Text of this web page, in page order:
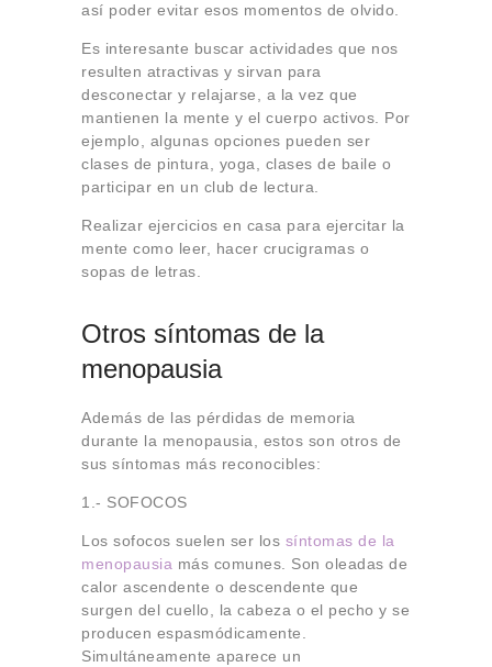
así poder evitar esos momentos de olvido.
Es interesante buscar actividades que nos
resulten atractivas y sirvan para
desconectar y relajarse, a la vez que
mantienen la mente y el cuerpo activos. Por
ejemplo, algunas opciones pueden ser
clases de pintura, yoga, clases de baile o
participar en un club de lectura.
Realizar ejercicios en casa para ejercitar la
mente como leer, hacer crucigramas o
sopas de letras.
Otros síntomas de la
menopausia
Además de las pérdidas de memoria
durante la menopausia, estos son otros de
sus síntomas más reconocibles:
1.- SOFOCOS
Los sofocos suelen ser los síntomas de la
menopausia más comunes. Son oleadas de
calor ascendente o descendente que
surgen del cuello, la cabeza o el pecho y se
producen espasmódicamente.
Simultáneamente aparece un